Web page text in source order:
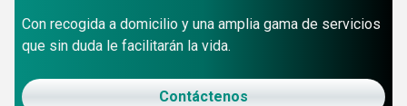
Con recogida a domicilio y una amplia gama de servicios
que sin duda le facilitarán la vida.
Contáctenos